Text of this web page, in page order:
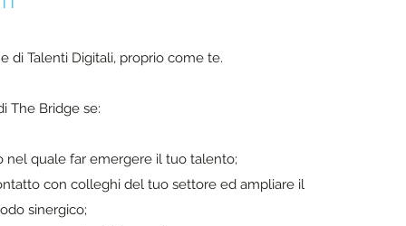
di Talenti Digitali, proprio come te.
The Bridge se:
nel quale far emergere il tuo talento;
con colleghi del tuo settore ed ampliare il
sinergico;